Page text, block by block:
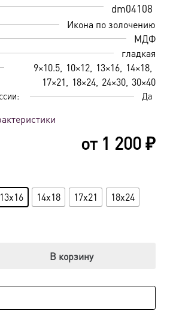
dm04108
Икона по золочению
МДФ
гладкая
9×10.5 10×12 13×16 14×18
17×21
18×24 24×30 30×40
Да
от 1 200₽
13x16 14x18 17x21
18x24
В корзину